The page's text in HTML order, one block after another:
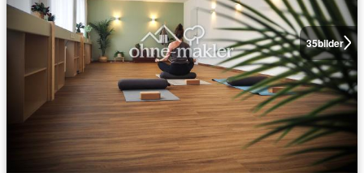
35bilder